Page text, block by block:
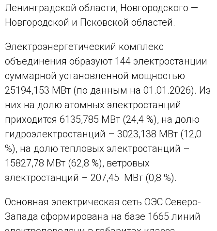
Ленинградской области, Новгородского —
Новгородской и Псковской областей.
Электроэнергетический комплекс
объединения образуют 144 электростанции
суммарной установленной мощностью
25194,153 МВт (по данным на 01.01.2026). Из
них на долю атомных электростанций
приходится 6135,785 МВт (24,4 %), на долю
гидроэлектростанций – 3023,138 МВт (12,0
%), на долю тепловых электростанций –
15827,78 МВт (62,8 %), ветровых
электростанций – 207,45 МВт (0,8 %).
Основная электрическая сеть ОЭС Северо-
Запада сформирована на базе 1665 линий